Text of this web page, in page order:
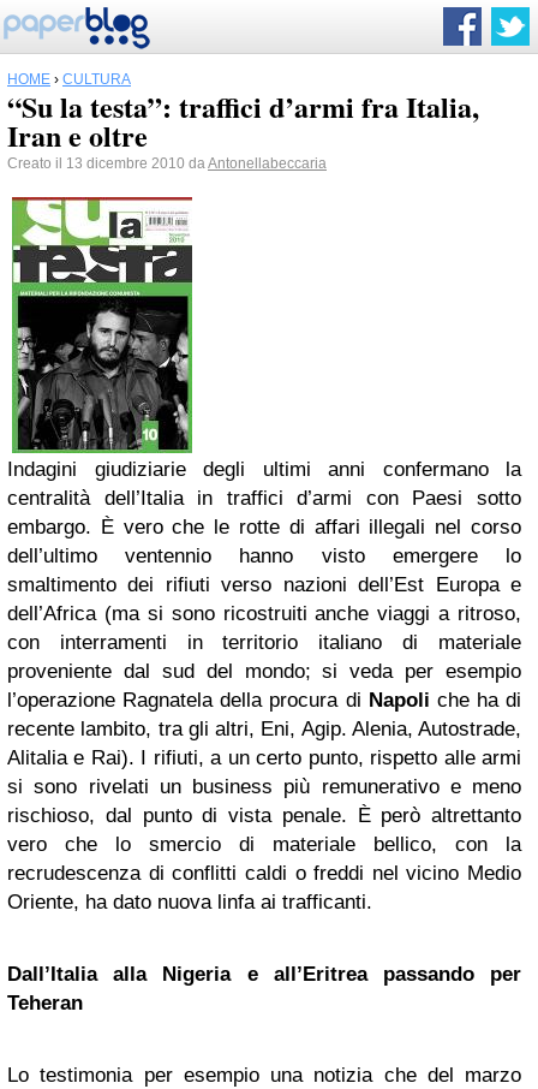
HOME › CULTURA
“Su la testa”: traffici d’armi fra Italia,
Iran e oltre
Creato il 13 dicembre 2010 daAntonellabeccaria
Indagini giudiziarie degli ultimi anni confermano la
centralità dell’Italia in traffici d’armi con Paesi sotto
embargo. È vero che le rotte di affari illegali nel corso
dell’ultimo ventennio hanno visto emergere lo
smaltimento dei rifiuti verso nazioni dell’Est Europa e
dell’Africa (ma si sono ricostruiti anche viaggi a ritroso,
con interramenti in territorio italiano di materiale
proveniente dal sud del mondo; si veda per esempio
l’operazione Ragnatela della procura di Napoli che ha di
recente lambito, tra gli altri, Eni, Agip. Alenia, Autostrade,
Alitalia e Rai). I rifiuti, a un certo punto, rispetto alle armi
si sono rivelati un business più remunerativo e meno
rischioso, dal punto di vista penale. È però altrettanto
vero che lo smercio di materiale bellico, con la
recrudescenza di conflitti caldi o freddi nel vicino Medio
Oriente, ha dato nuova linfa ai trafficanti.
Dall’Italia alla Nigeria e all’Eritrea passando per
Teheran
Lo testimonia per esempio una notizia che del marzo